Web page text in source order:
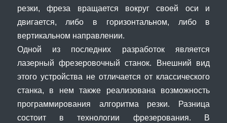
резки, фреза вращается вокруг своей оси и
двигается, либо в горизонтальном, либо в
вертикальном направлении.
Одной из последних разработок является
лазерный фрезеровочный станок. Внешний вид
этого устройства не отличается от классического
станка, в нем также реализована возможность
программирования алгоритма резки. Разница
состоит в технологии фрезерования. В